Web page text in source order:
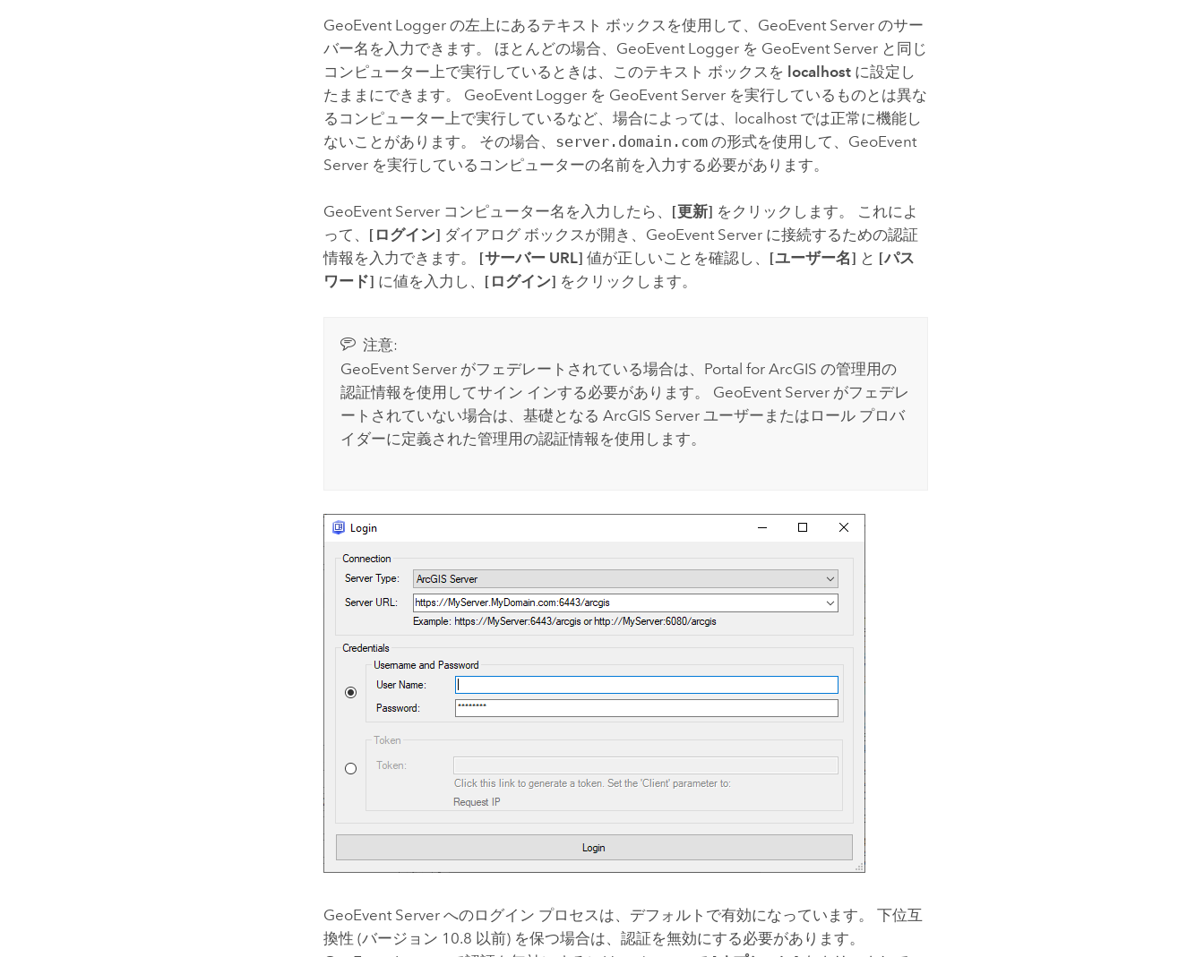
GeoEvent Logger の左上にあるテキスト ボックスを使用して、 GeoEvent Server のサー
バー名を入力できます。 ほとんどの場合、GeoEvent Logger を GeoEvent Server と同じ
コンピューター上で実行しているときは、このテキスト ボックスを localhost に設定し
たままにできます。 GeoEvent Logger を GeoEvent Server を実行しているものとは異な
るコンピューター上で実行しているなど、場合によっては、localhost では正常に機能し
ないことがあります。 その場合、 server.domain.com の形式を使用して、 GeoEvent
Server を実行しているコンピューターの名前を入力する必要があります。
GeoEvent Server コンピューター名を入力したら、 [更新] をクリックします。 これによ
って、 [ログイン] ダイアログ ボックスが開き、 GeoEvent Server に接続するための認証
情報を入力できます。 [サーバー URL] 値が正しいことを確認し、 [ユーザー名] と [パス
ワード] に値を入力し、 [ログイン] をクリックします。
注意:
GeoEvent Serverがフェデレートされている場合は、 Portal for ArcGIS の管理用の
認証情報を使用してサイン インする必要があります。 GeoEvent Serverがフェデレ
ートされていない場合は、基礎となる ArcGIS Serverユーザーまたはロール プロバ
イダーに定義された管理用の認証情報を使用します。
GeoEvent Server へのログイン プロセスは、デフォルトで有効になっています。 下位互
換性 (バージョン 10.8 以前) を保つ場合は、認証を無効にする必要があります。